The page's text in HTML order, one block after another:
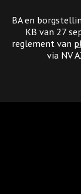
BA en
KB van 27
reglement van
via NV